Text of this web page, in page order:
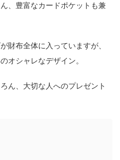
、豊富なカードポケットも兼
財布全体に入っていますが、
オシャレなデザイン。
ん、大切な人へのプレゼント